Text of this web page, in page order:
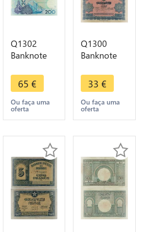
Q1302
Banknote
200
Dirhams
King
Hassan II
1407 UNC -
65 €
Ou faça uma
oferta
Q1300
Banknote
Francs
Guessous
Bapst 1943
-> Make
33 €
Ou faça uma
oferta